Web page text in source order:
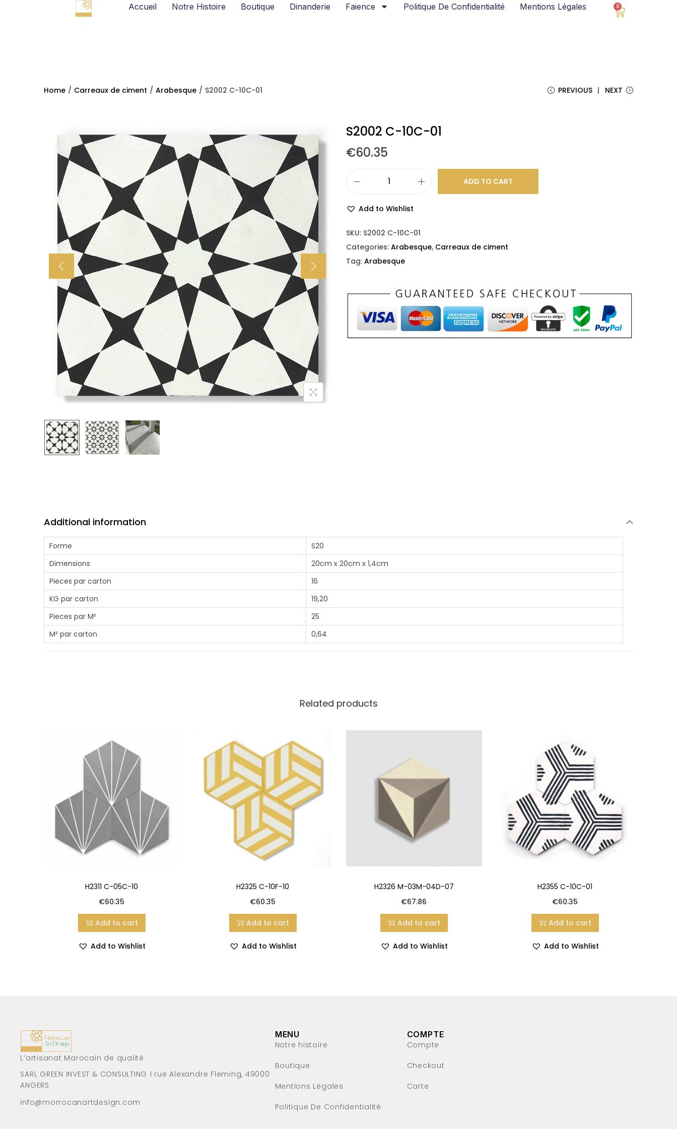
Accueil Notre Histoire Boutique Dinanderie Faience Politique De Confidentialité Mentions Légales 0
Home / Carreaux de ciment / Arabesque / S2002 C-10C-01 PREVIOUS NEXT
S2002 C-10C-01
€60.35
ADD TO CART
Add to Wishlist
SKU: S2002 C-10C-01
Categories: Arabesque, Carreaux de ciment
Tag: Arabesque
Additional information
Forme
S20
Dimensions
20cm x 20cm x 1,4cm
Pieces par carton
16
KG par carton
19,20
Pieces par M²
25
M² par carton
0,64
Related products
H2311 C-05C-10
€60.35
Add to cart
Add to Wishlist
H2325 C-10F-10
€60.35
Add to cart
Add to Wishlist
H2326 M-03M-04D-07
€67.86
Add to cart
Add to Wishlist
H2355 C-10C-01
€60.35
Add to cart
Add to Wishlist
L’artisanat Marocain de qualité
SARL GREEN INVEST & CONSULTING 1 rue Alexandre Fleming, 49000
ANGERS
info@morrocanartdesign.com
MENU
Notre histoire
Boutique
Mentions Légales
Politique De Confidentialité
COMPTE
Compte
Checkout
Carte